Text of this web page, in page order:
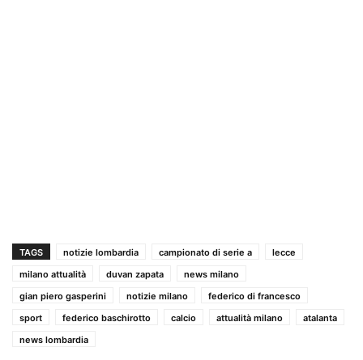
TAGS notizie lombardia campionato di serie a
lecce
milano attualità
duvan zapata
news milano
gian piero gasperini
notizie milano
federico di francesco
sport
federico baschirotto calcio attualità milano
atalanta
news lombardia